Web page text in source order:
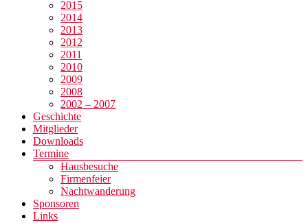
2015
2014
2013
2012
2011
2010
2009
2008
2002 – 2007
Geschichte
Mitglieder
Downloads
Termine
Hausbesuche
Firmenfeier
Nachtwanderung
Sponsoren
Links